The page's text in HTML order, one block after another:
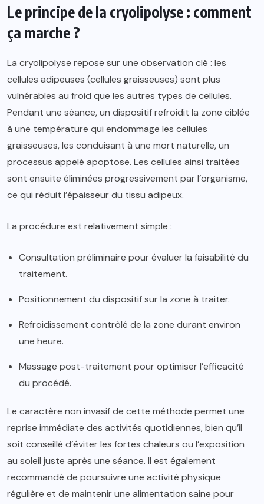
Le principe de la cryolipolyse : comment
ça marche ?
La cryolipolyse repose sur une observation clé : les
cellules adipeuses (cellules graisseuses) sont plus
vulnérables au froid que les autres types de cellules.
Pendant une séance, un dispositif refroidit la zone ciblée
à une température qui endommage les cellules
graisseuses, les conduisant à une mort naturelle, un
processus appelé apoptose. Les cellules ainsi traitées
sont ensuite éliminées progressivement par l’organisme,
ce qui réduit l’épaisseur du tissu adipeux.
La procédure est relativement simple :
Consultation préliminaire pour évaluer la faisabilité du
traitement.
Positionnement du dispositif sur la zone à traiter.
Refroidissement contrôlé de la zone durant environ
une heure.
Massage post-traitement pour optimiser l’efficacité
du procédé.
Le caractère non invasif de cette méthode permet une
reprise immédiate des activités quotidiennes, bien qu’il
soit conseillé d’éviter les fortes chaleurs ou l’exposition
au soleil juste après une séance. Il est également
recommandé de poursuivre une activité physique
régulière et de maintenir une alimentation saine pour